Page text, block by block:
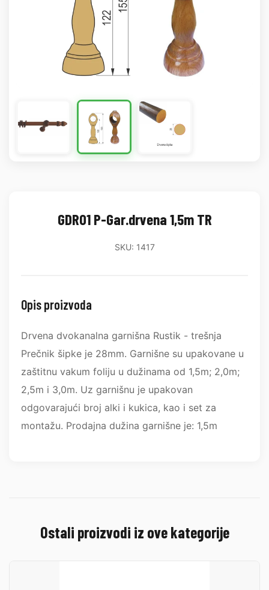
GDR01 P-Gar.drvena 1,5m TR
SKU: 1417
Opis proizvoda
Drvena dvokanalna garnišna Rustik - trešnja
Prečnik šipke je 28mm. Garnišne su upakovane u
zaštitnu vakum foliju u dužinama od 1,5m; 2,0m;
2,5m i 3,0m. Uz garnišnu je upakovan
odgovarajući broj alki i kukica, kao i set za
montažu. Prodajna dužina garnišne je: 1,5m
Ostali proizvodi iz ove kategorije